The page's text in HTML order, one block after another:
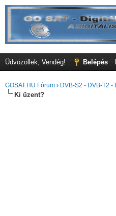
Üdvözöllek, Vendég! Belépés
GOSAT.HU Fórum › DVB-S2 - DVB-T2 -
Ki üzent?